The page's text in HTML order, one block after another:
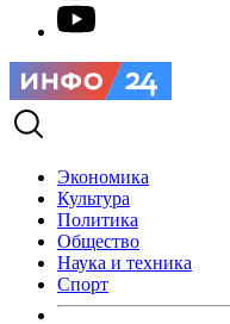
Экономика
Культура
Политика
Общество
Наука и техника
Спорт